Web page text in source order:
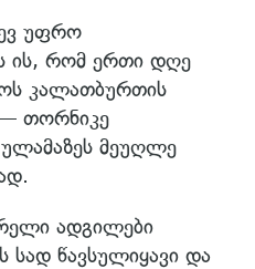
უფრო
ის, რომ ერთი დღე
კალათბურთის
— თორნიკე
მეუღლე
ადგილები
სად წავსულიყავი და